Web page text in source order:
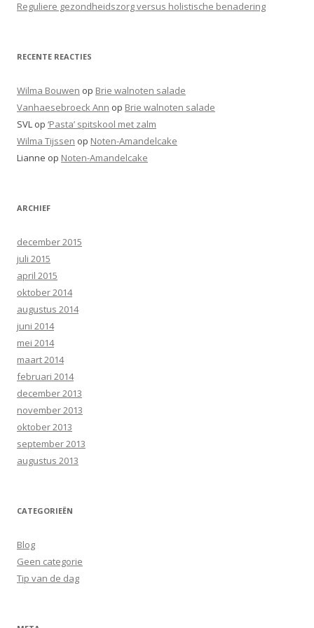
Reguliere gezondheidszorg versus holistische benadering
RECENTE REACTIES
Wilma Bouwen op Brie walnoten salade
Vanhaesebroeck Ann op Brie walnoten salade
SVL op ‘Pasta’ spitskool met zalm
Wilma Tijssen op Noten-Amandelcake
Lianne op Noten-Amandelcake
ARCHIEF
december 2015
juli 2015
april 2015
oktober 2014
augustus 2014
juni 2014
mei 2014
maart 2014
februari 2014
december 2013
november 2013
oktober 2013
september 2013
augustus 2013
CATEGORIEËN
Blog
Geen categorie
Tip van de dag